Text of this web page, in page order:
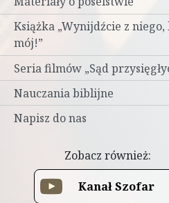
Książka „Wynijdźcie z
mój!”
Seria filmów „Sąd
Nauczania biblijne
Napisz do nas
Zobacz również:
Kanał Szofar